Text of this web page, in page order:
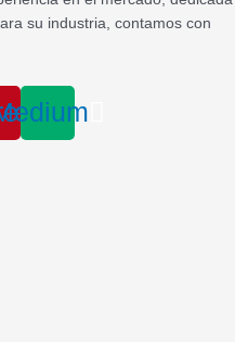
su industria, contamos con